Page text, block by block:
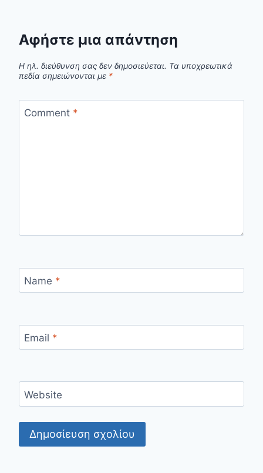
Αφήστε μια απάντηση
Η ηλ. διεύθυνση σας δεν δημοσιεύεται. Τα υποχρεωτικά
πεδία σημειώνονται με *
Comment *
Name *
Email *
Website